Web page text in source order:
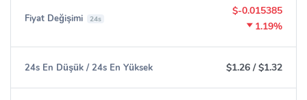
Fiyat Değişimi 24s
$-0.015385
1.19%
24s En Düşük / 24s En Yüksek $1.26 /$1.32